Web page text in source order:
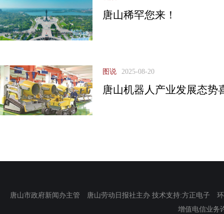
唐山稀罕您来！
图说 2025-08-20
唐山机器人产业发展态势
唐山市政府新闻办主管 唐山劳动日报社主办 技术支持:方正电子
增值电信业务